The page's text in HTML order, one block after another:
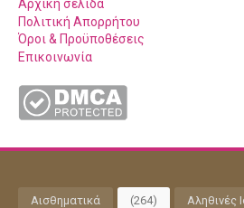
Αρχική σελίδα
Πολιτική Απορρήτου
Όροι & Προϋποθέσεις
Επικοινωνία
Αισθηματικά (264) Αληθινές